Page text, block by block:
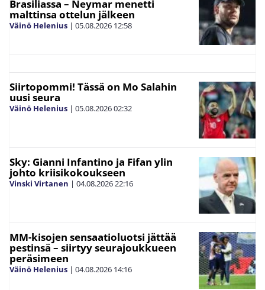
Brasiliassa – Neymar menetti
malttinsa ottelun jälkeen
Väinö Helenius | 05.08.2026 12:58
Siirtopommi! Tässä on Mo Salahin
uusi seura
Väinö Helenius | 05.08.202602:32
Sky: Gianni Infantino ja Fifan ylin
johto kriisikokoukseen
Vinski Virtanen | 04.08.202622:16
MM-kisojen sensaatioluotsi jättää
pestinsä – siirtyy seurajoukkueen
peräsimeen
Väinö Helenius | 04.08.2026 14:16